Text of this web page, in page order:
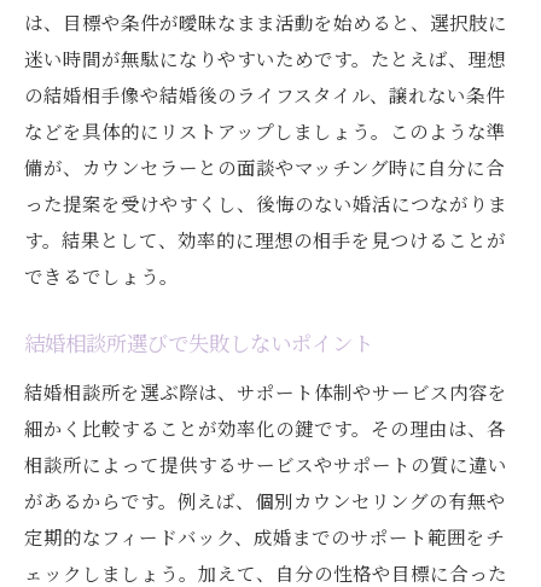
は、目標や条件が曖昧なまま活動を始めると、選択肢に
迷い時間が無駄になりやすいためです。たとえば、理想
の結婚相手像や結婚後のライフスタイル、譲れない条件
などを具体的にリストアップしましょう。このような準
備が、カウンセラーとの面談やマッチング時に自分に合
った提案を受けやすくし、後悔のない婚活につながりま
す。結果として、効率的に理想の相手を見つけることが
できるでしょう。
結婚相談所選びで失敗しないポイント
結婚相談所を選ぶ際は、サポート体制やサービス内容を
細かく比較することが効率化の鍵です。その理由は、各
相談所によって提供するサービスやサポートの質に違い
があるからです。例えば、個別カウンセリングの有無や
定期的なフィードバック、成婚までのサポート範囲をチ
ェックしましょう。加えて、自分の性格や目標に合った